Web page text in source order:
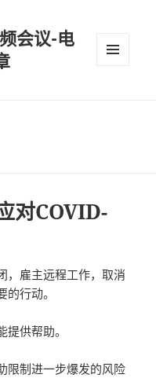
会议-电
对COVID-
，雇主远程工作，取消
行动。
供帮助。
限制进一步爆发的风险